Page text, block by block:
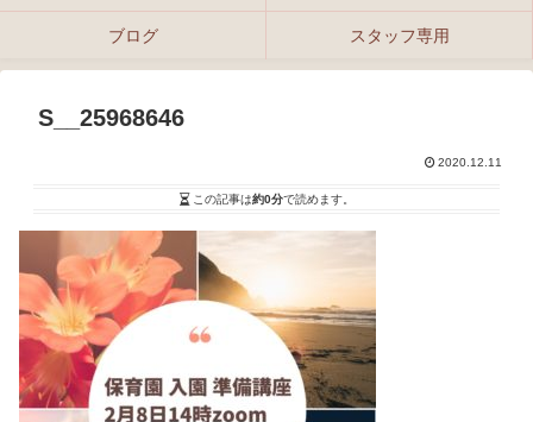
ブログ スタッフ専用
S__25968646
2020.12.11
この記事は約0分で読めます。